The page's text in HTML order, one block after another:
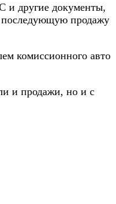
и другие документы,
последующую продажу
комиссионного авто
и продажи, но и с